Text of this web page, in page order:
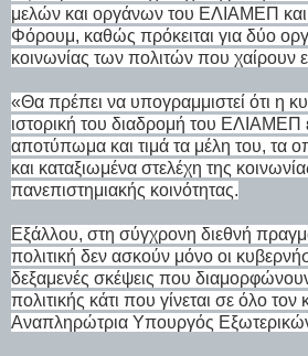
μελών και οργάνων του ΕΛΙΑΜΕΠ και
Φόρουμ, καθώς πρόκειται για δύο
κοινωνίας των πολιτών που χαίρουν
«Θα πρέπει να υπογραμμιστεί ότι η
ιστορική του διαδρομή του ΕΛΙΑΜΕΠ
αποτύπωμα και τιμά τα μέλη του, τα
και καταξιωμένα στελέχη της
πανεπιστημιακής κοινότητας.
Εξάλλου, στη σύγχρονη διεθνή
πολιτική δεν ασκούν μόνο οι
δεξαμενές σκέψεις που διαμορφώνουν
πολιτικής κάτι που γίνεται σε όλο
Αναπληρώτρια Υπουργός